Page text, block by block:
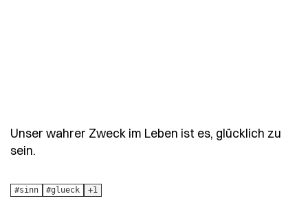
Unser wahrer Zweck im Leben ist es, glücklich zu
sein.
#sinn #glueck +1